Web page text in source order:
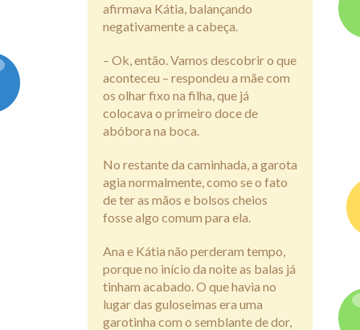
afirmava Kátia, balançando
negativamente a cabeça.
– Ok, então. Vamos descobrir o que
aconteceu – respondeu a mãe com
os olhar fixo na filha, que já
colocava o primeiro doce de
abóbora na boca.
No restante da caminhada, a garota
agia normalmente, como se o fato
de ter as mãos e bolsos cheios
fosse algo comum para ela.
Ana e Kátia não perderam tempo,
porque no início da noite as balas já
tinham acabado. O que havia no
lugar das guloseimas era uma
garotinha com o semblante de dor,